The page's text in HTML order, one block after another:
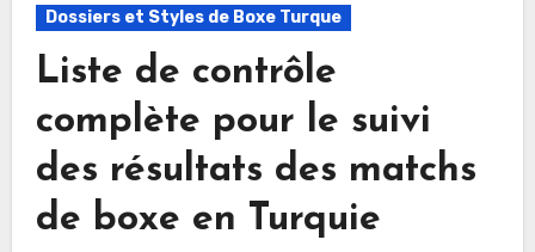
Dossiers et Styles de Boxe Turque
Liste de contrôle
complète pour le suivi
des résultats des matchs
de boxe en Turquie